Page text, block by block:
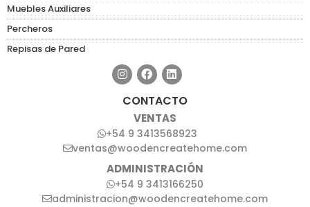
Muebles Auxiliares
Percheros
Repisas de Pared
CONTACTO
VENTAS
+54 9 3413568923
ventas@woodencreatehome.com
ADMINISTRACIÓN
+54 9 3413166250
administracion@woodencreatehome.com